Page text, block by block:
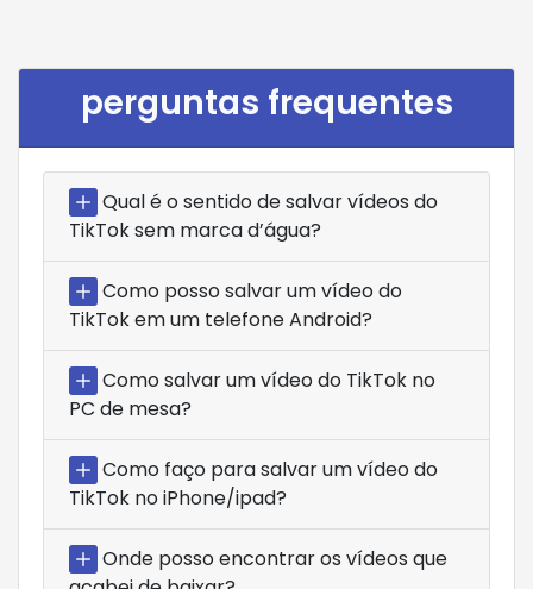
perguntas frequentes
Qual é o sentido de salvar vídeos do
TikTok sem marca d’água?
Como posso salvar um vídeo do
TikTok em um telefone Android?
Como salvar um vídeo do TikTok no
PC de mesa?
Como faço para salvar um vídeo do
TikTok no iPhone/ipad?
Onde posso encontrar os vídeos que